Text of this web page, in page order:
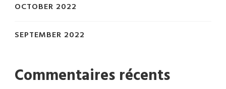
OCTOBER 2022
SEPTEMBER 2022
Commentaires récents